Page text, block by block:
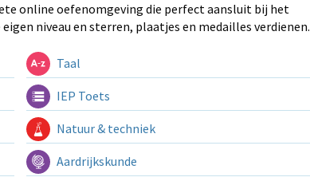
online oefenomgeving die perfect aansluit bij het
niveau en sterren, plaatjes en medailles verdienen.
Taal
IEP Toets
Natuur & techniek
Aardrijkskunde